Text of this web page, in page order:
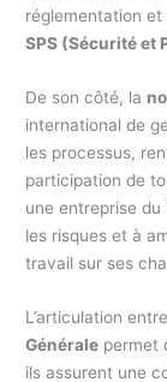
réglementation
SPS (Sécurité et
De son côté, la
international de
les processus,
participation de
une entreprise
les risques et à
travail sur ses
L’articulation
Générale permet
ils assurent une